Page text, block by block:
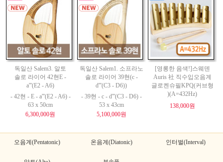
독일산 Salem3. 알토
솔로 라이어 42현E -
a'''(E2 - A6)
- 42현 - E - a'''(E2 - A6) -
63 x 50cm
6,300,000원
독일산 Salem1. 소프라노
솔로 라이어 39현(c -
d'''(C3 - D6))
- 39현 - c - d'''(C3 - D6) -
53 x 43cm
5,100,000원
[영롱한 음색!]스웨덴
Auris 社 직수입오음계
글로켄슈필KPQ(커브형
)(A=432Hz)
138,000원
오음계(Pentatonic) 온음계(Diatonic) 인터벌(Interval)